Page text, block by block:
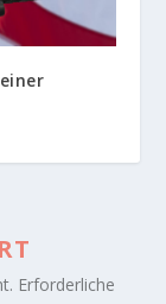
Erforderliche